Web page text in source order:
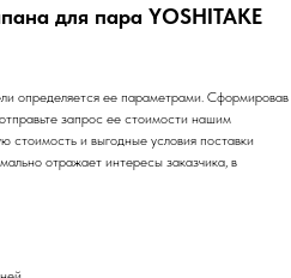
для пара YOSHITAKE
определяется ее параметрами. Сформировав
запрос ее стоимости нашим
и выгодные условия поставки
отражает интересы заказчика, в